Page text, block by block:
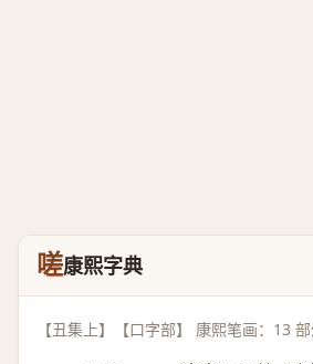
嗟康熙字典
【丑集上】【口字部】 康熙笔画：13